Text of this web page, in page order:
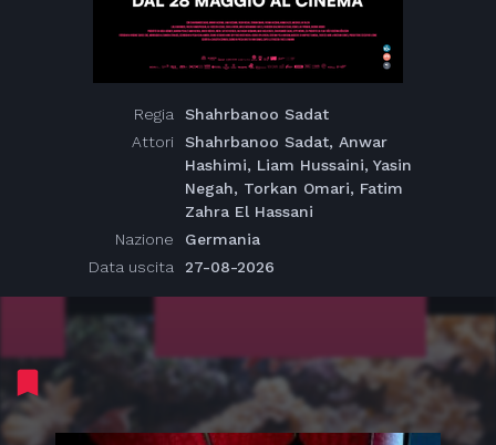
Regia
Shahrbanoo Sadat
Attori
Shahrbanoo Sadat, Anwar
Hashimi, Liam Hussaini, Yasin
Negah, Torkan Omari, Fatim
Zahra El Hassani
Nazione
Germania
Data uscita
27-08-2026
Ti consigliamo